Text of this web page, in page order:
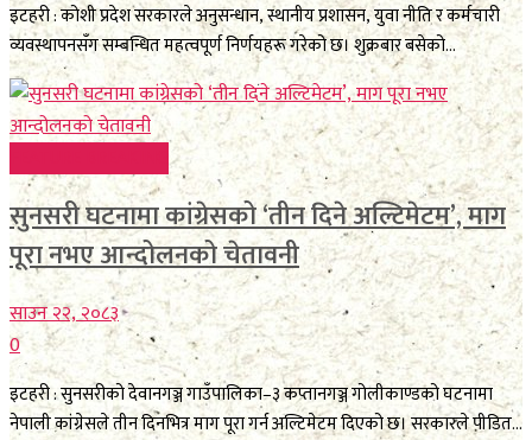
इटहरी : कोशी प्रदेश सरकारले अनुसन्धान, स्थानीय प्रशासन, युवा नीति र कर्मचारी
व्यवस्थापनसँग सम्बन्धित महत्वपूर्ण निर्णयहरू गरेको छ। शुक्रबार बसेको...
सुनसरी घटनामा कांग्रेसको ‘तीन दिने अल्टिमेटम’, माग
पूरा नभए आन्दोलनको चेतावनी
साउन २२, २०८३
0
इटहरी : सुनसरीको देवानगञ्ज गाउँपालिका–३ कप्तानगञ्ज गोलीकाण्डको घटनामा
नेपाली कांग्रेसले तीन दिनभित्र माग पूरा गर्न अल्टिमेटम दिएको छ। सरकारले पीडित...